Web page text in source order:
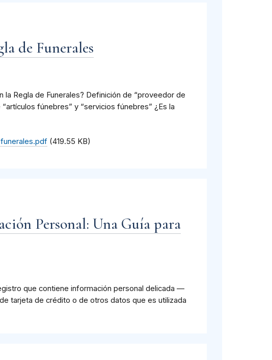
de Funerales
la Regla de Funerales? Definición de “proveedor de
fúnebres” y “servicios fúnebres” ¿Es la
(419.55 KB)
Personal: Una Guía para
que contiene información personal delicada —
tarjeta de crédito o de otros datos que es utilizada